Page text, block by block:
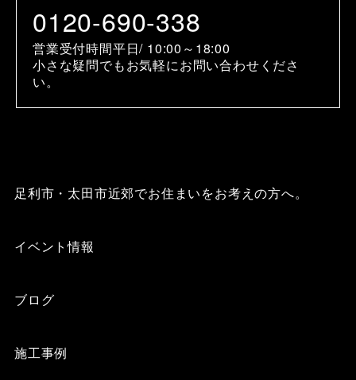
0120-690-338
営業受付時間平日/ 10:00～18:00
小さな疑問でもお気軽にお問い合わせくださ
い。
足利市・太田市近郊でお住まいをお考えの方へ。
イベント情報
ブログ
施工事例